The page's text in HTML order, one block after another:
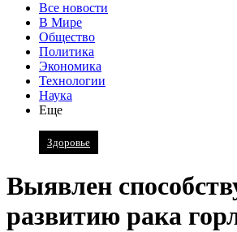
Все новости
В Мире
Общество
Политика
Экономика
Технологии
Наука
Еще
Здоровье
Выявлен
развитию рака